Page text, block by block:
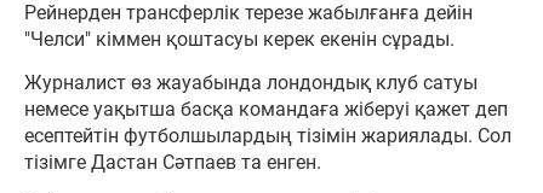
Рейнерден трансферлік терезе жабылғанға дейін
"Челси" кіммен қоштасуы керек екенін сұрады.
Журналист өз жауабында лондондық клуб сатуы
немесе уақытша басқа командаға жіберуі қажет деп
есептейтін футболшылардың тізімін жариялады. Сол
тізімге Дастан Сәтпаев та енген.